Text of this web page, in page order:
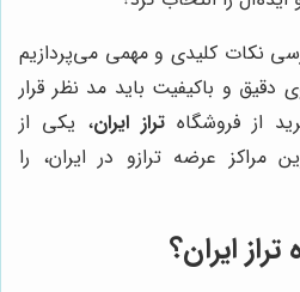
نکات کلیدی و مهمی می‌پردازیم
دقیق و باکیفیت باید مد نظر قرار
از فروشگاه تراز ایران، یکی از
مراکز عرضه ترازو در ایران، را
ایران؟